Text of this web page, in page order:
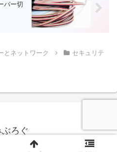
バー切
とネットワーク
セキュリテ
ろぐ
みぶろぐ.